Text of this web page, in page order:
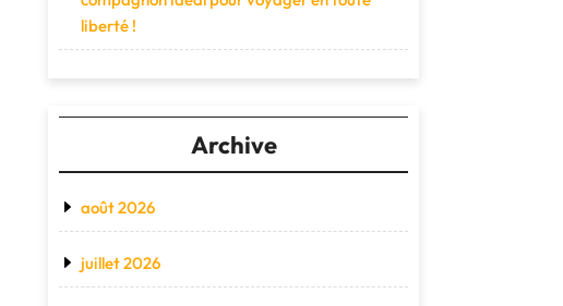
liberté !
Archive
août 2026
juillet 2026